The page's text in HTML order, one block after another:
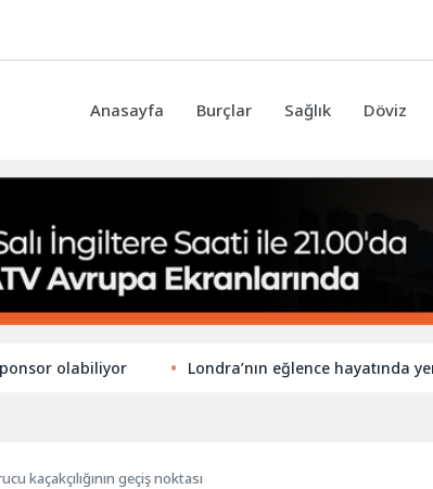
Anasayfa Burçlar Sağlık Döviz
Londra’nın eğlence hayatında yeni
kaçakçılığının geçiş noktası